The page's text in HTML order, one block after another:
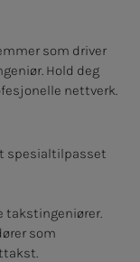
som driver
Hold deg
nettverk.
spesialtilpasset
takstingeniører.
som